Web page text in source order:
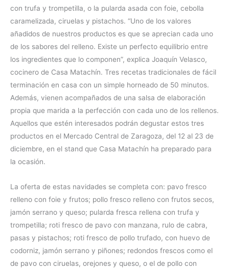
con trufa y trompetilla, o la pularda asada con foie, cebolla
caramelizada, ciruelas y pistachos. “Uno de los valores
añadidos de nuestros productos es que se aprecian cada uno
de los sabores del relleno. Existe un perfecto equilibrio entre
los ingredientes que lo componen”, explica Joaquín Velasco,
cocinero de Casa Matachín. Tres recetas tradicionales de fácil
terminación en casa con un simple horneado de 50 minutos.
Además, vienen acompañados de una salsa de elaboración
propia que marida a la perfección con cada uno de los rellenos.
Aquellos que estén interesados podrán degustar estos tres
productos en el Mercado Central de Zaragoza, del 12 al 23 de
diciembre, en el stand que Casa Matachín ha preparado para
la ocasión.
La oferta de estas navidades se completa con: pavo fresco
relleno con foie y frutos; pollo fresco relleno con frutos secos,
jamón serrano y queso; pularda fresca rellena con trufa y
trompetilla; roti fresco de pavo con manzana, rulo de cabra,
pasas y pistachos; roti fresco de pollo trufado, con huevo de
codorniz, jamón serrano y piñones; redondos frescos como el
de pavo con ciruelas, orejones y queso, o el de pollo con